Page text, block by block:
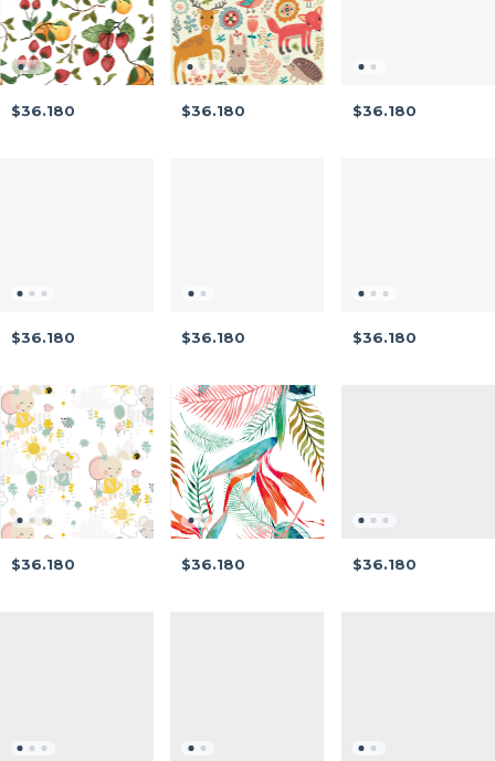
$36.180 $36.180 $36.180
$36.180 $36.180 $36.180
$36.180 $36.180 $36.180